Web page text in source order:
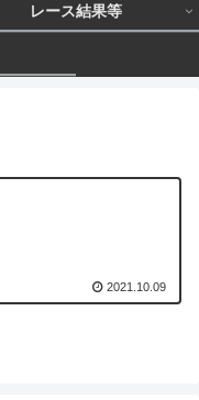
レース結果等
2021.10.09